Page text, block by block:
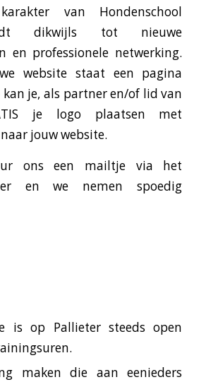
van Hondenschool
dikwijls tot nieuwe
en professionele netwerking.
website staat een pagina
kan je, als partner en/of lid van
je logo plaatsen met
jouw website.
ons een mailtje via het
en we nemen spoedig
is op Pallieter steeds open
maken die aan eenieders